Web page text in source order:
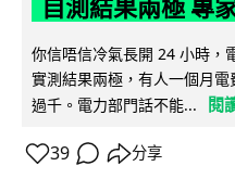
自測結果兩極 專
你信唔信冷氣長開 24 小時，
實測結果兩極，有人一個月
過千。電力部門話不能...
閱
39 分享